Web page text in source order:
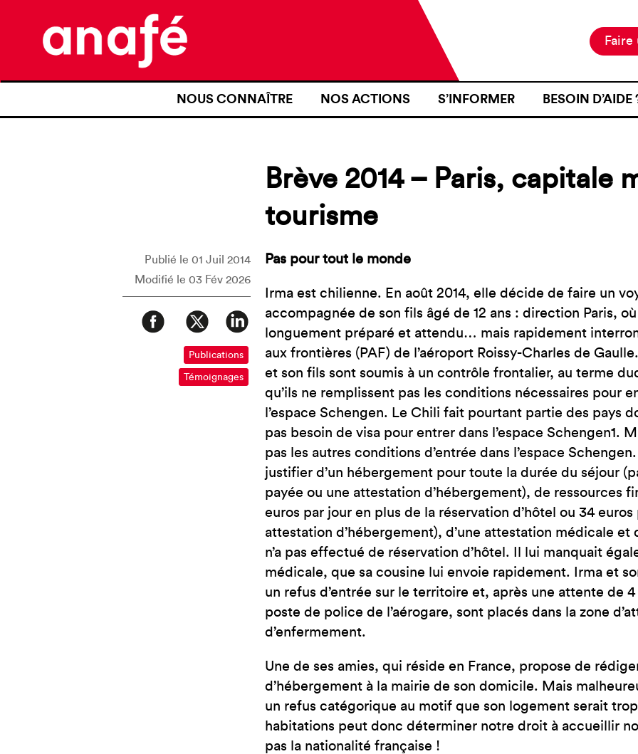
NOUS CONNAÎTRE
NOS REVENDICATIONS
TRANSPARENCE
NOS ACTIONS
NOS MOYENS D’ACTION
S’INFORMER
RESSOURCES
BESOIN D’AIDE
J’AI FAIT
JE VOUDRAIS
Faire
Brève 2014 – Paris, capitale
tourisme
Publié le 01 Juil 2014
Modifié le 03 Fév 2026
Publications
Témoignages
Pas pour tout le monde
Irma est chilienne. En août 2014, elle décide de faire un
accompagnée de son fils âgé de 12 ans : direction Paris,
longuement préparé et attendu… mais rapidement
aux frontières (PAF) de l’aéroport Roissy-Charles de
et son fils sont soumis à un contrôle frontalier, au terme
qu’ils ne remplissent pas les conditions nécessaires pour
l’espace Schengen. Le Chili fait pourtant partie des pays
pas besoin de visa pour entrer dans l’espace Schengen1.
pas les autres conditions d’entrée dans l’espace
justifier d’un hébergement pour toute la durée du séjour
payée ou une attestation d’hébergement), de ressources
euros par jour en plus de la réservation d’hôtel ou 34 euros
attestation d’hébergement), d’une attestation médicale et
n’a pas effectué de réservation d’hôtel. Il lui manquait
médicale, que sa cousine lui envoie rapidement. Irma et
un refus d’entrée sur le territoire et, après une attente de
poste de police de l’aérogare, sont placés dans la zone
d’enfermement.
Une de ses amies, qui réside en France, propose de
d’hébergement à la mairie de son domicile. Mais
un refus catégorique au motif que son logement serait
habitations peut donc déterminer notre droit à accueillir
pas la nationalité française !